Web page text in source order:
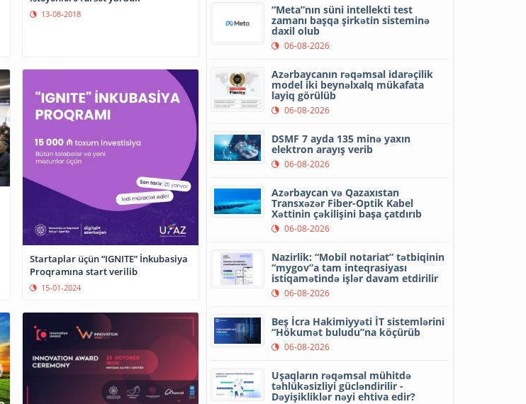
13-08-2018
Startaplar üçün “IGNITE” İnkubasiya
Proqramına start verilib
15-01-2024
“Meta”nın süni intellekti test
zamanı başqa şirkətin sisteminə
daxil olub
06-08-2026
Azərbaycanın rəqəmsal idarəçilik
model iki beynəlxalq mükafata
layiq görülüb
06-08-2026
DSMF 7 ayda 135 minə yaxın
elektron arayış verib
06-08-2026
Azərbaycan və Qazaxıstan
Transxəzər Fiber-Optik Kabel
Xəttinin çəkilişini başa çatdırıb
06-08-2026
Nazirlik: “Mobil notariat” tətbiqinin
“mygov”a tam inteqrasiyası
istiqamətində işlər davam etdirilir
06-08-2026
Beş İcra Hakimiyyəti İT sistemlərini
“Hökumət buludu”na köçürüb
06-08-2026
Uşaqların rəqəmsal mühitdə
təhlükəsizliyi gücləndirilir -
Dəyişikliklər nəyi ehtiva edir?